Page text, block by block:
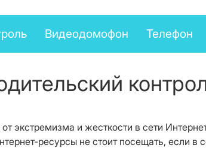
Видеодомофон Телефон
экстремизма и жесткости в сети
ресурсы не стоит посещать, если в